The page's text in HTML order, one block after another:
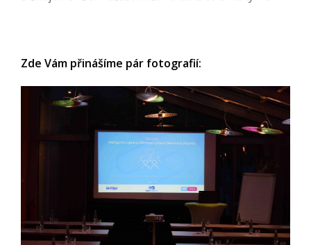
Zde Vám přinášíme pár fotografií: